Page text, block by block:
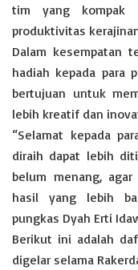
tim yang kompak
produktivitas
Dalam kesempatan
hadiah kepada para
bertujuan untuk
lebih kreatif dan
“Selamat kepada
diraih dapat lebih
belum menang,
hasil yang lebih
pungkas Dyah Erti
Berikut ini adalah
digelar selama